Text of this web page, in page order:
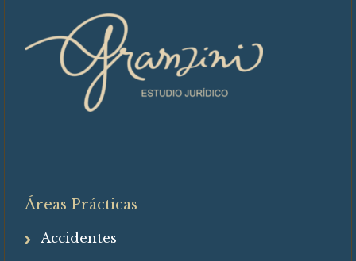
Áreas Prácticas
Accidentes